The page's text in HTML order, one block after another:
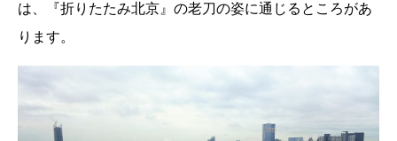
は、『折りたたみ北京』の老刀の姿に通じるところがあ
ります。